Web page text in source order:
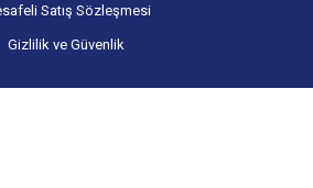
Satış Sözleşmesi
Gizlilik ve Güvenlik